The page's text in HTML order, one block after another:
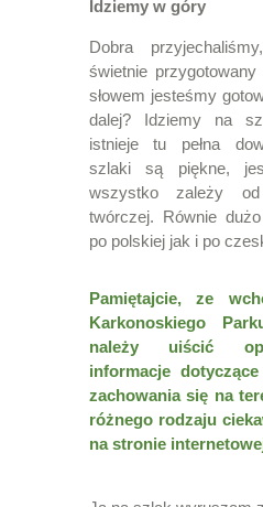
Idziemy w góry
Dobra
świetnie
słowem jesteśmy
dalej? Idziemy na
istnieje tu pełna
szlaki są piękne,
wszystko zależy
twórczej. Równie
po polskiej jak i po
Pamiętajcie, ze
Karkonoskiego
należy uiścić
informacje
zachowania się na
różnego rodzaju
na stronie